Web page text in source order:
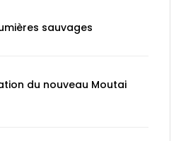
sauvages
du nouveau Moutai